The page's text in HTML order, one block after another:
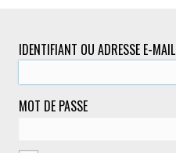
IDENTIFIANT OU ADRESSE E-MAIL
MOT DE PASSE